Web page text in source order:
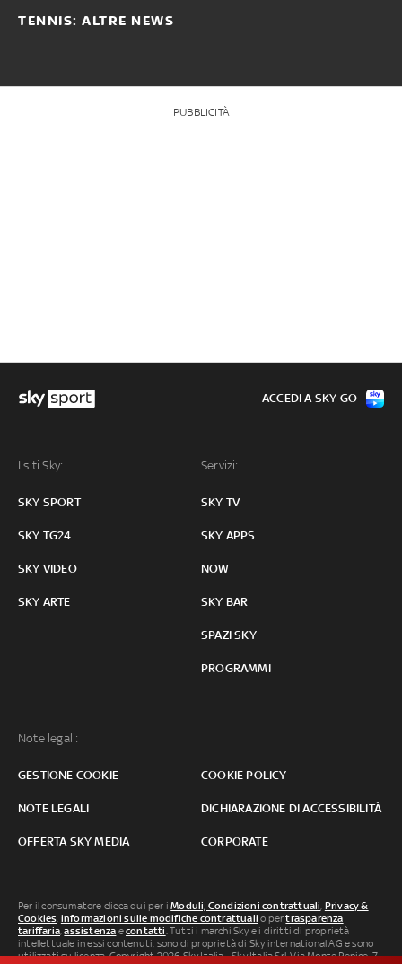
TENNIS: ALTRE NEWS
PUBBLICITÀ
I siti Sky:
SKY SPORT
SKY TG24
SKY VIDEO
SKY ARTE
Servizi:
SKY TV
SKY APPS
NOW
SKY BAR
SPAZI SKY
PROGRAMMI
Note legali:
GESTIONE COOKIE COOKIE POLICY
NOTE LEGALI DICHIARAZIONE DI ACCESSIBILITÀ
OFFERTA SKY MEDIA CORPORATE
ACCEDI A SKY GO
Per il consumatore clicca qui per iModuli, Condizioni contrattuali Privacy &
Cookies informazioni sulle modifiche contrattuali o pertrasparenza
tariffaria ,assistenza econtatti . Tutti i marchi Sky e i diritti di proprietà
intellettuale in essi contenuti, sono di proprietà di Sky international AG e sono
utilizzati su licenza. Copyright 2026 Sky Italia - Sky Italia Srl Via Monte Penice, 7 -